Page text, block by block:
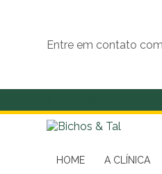
Entre em contato
HOME A CLÍNICA